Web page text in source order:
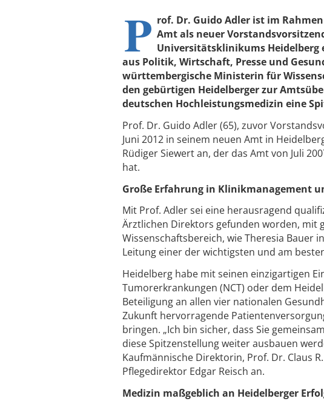
P rof. Dr. Guido Adler ist im
Amt als neuer
Universitätsklinikums Heidelberg
aus Politik, Wirtschaft, Presse und
württembergische Ministerin für
den gebürtigen Heidelberger zur
deutschen Hochleistungsmedizin eine
Prof. Dr. Guido Adler (65), zuvor
Juni 2012 in seinem neuen Amt in
Rüdiger Siewert an, der das Amt von Juli
hat.
Große Erfahrung in Klinikmanagement
Mit Prof. Adler sei eine herausragend
Ärztlichen Direktors gefunden worden, mit
Wissenschaftsbereich, wie Theresia Bauer
Leitung einer der wichtigsten und am
Heidelberg habe mit seinen einzigartigen
Tumorerkrankungen (NCT) oder dem
Beteiligung an allen vier nationalen
Zukunft hervorragende
bringen. „Ich bin sicher, dass Sie
diese Spitzenstellung weiter ausbauen
Kaufmännische Direktorin, Prof. Dr. Claus
Pflegedirektor Edgar Reisch an.
Medizin maßgeblich an Heidelberger